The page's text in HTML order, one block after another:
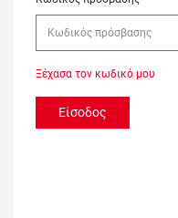
Ξέχασα τον κωδικό μου
Είσοδος